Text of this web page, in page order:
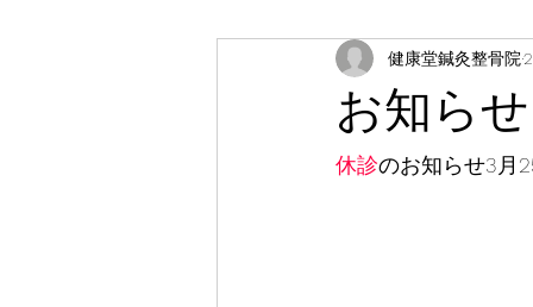
お知らせ
健康堂鍼灸整骨院
休診のお知らせ3月